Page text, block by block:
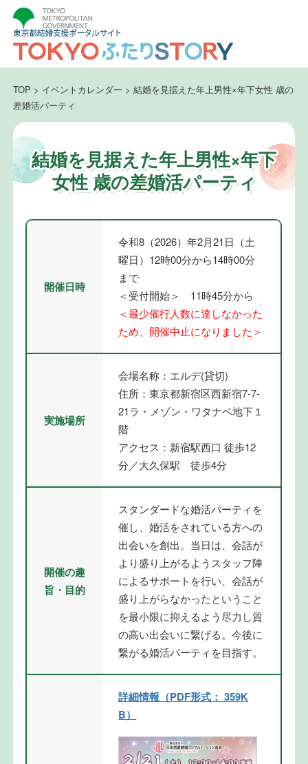
TOP > イベントカレンダー > 結婚を見据えた年上男性×年下女性 歳の
差婚活パーティ
結婚を見据えた年上男性×年下
女性 歳の差婚活パーティ
開催日時
令和8（2026）年2月21日（土
曜日）12時00分から14時00分
まで
＜受付開始＞ 11時45分から
＜最少催行人数に達しなかった
ため、開催中止になりました＞
実施場所
会場名称：エルデ(貸切)
住所：東京都新宿区西新宿7-7-
21ラ・メゾン・ワタナベ地下１
階
アクセス：新宿駅西口 徒歩12
分／大久保駅 徒歩4分
開催の趣
旨・目的
スタンダードな婚活パーティを
催し、婚活をされている方への
出会いを創出。当日は、会話が
より盛り上がるようスタッフ陣
によるサポートを行い、会話が
盛り上がらなかったということ
を最小限に抑えるよう尽力し質
の高い出会いに繋げる。今後に
繋がる婚活パーティを目指す。
詳細情報（PDF形式： 359K
B）